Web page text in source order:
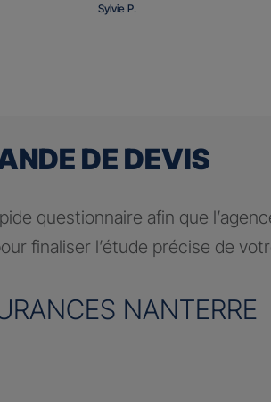
Sylvie P.
DE DEVIS
questionnaire afin que
finaliser l’étude précise de
NANTERRE